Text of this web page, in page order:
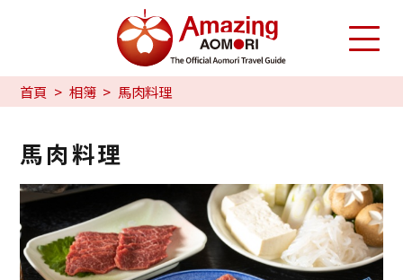
首頁 相簿 馬肉料理
馬肉料理